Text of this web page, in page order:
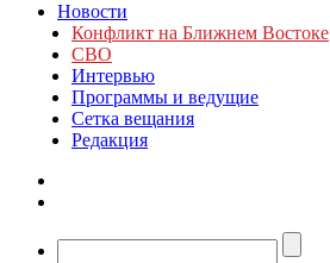
Новости
Конфликт на Ближнем Востоке
СВО
Интервью
Программы и ведущие
Сетка вещания
Редакция